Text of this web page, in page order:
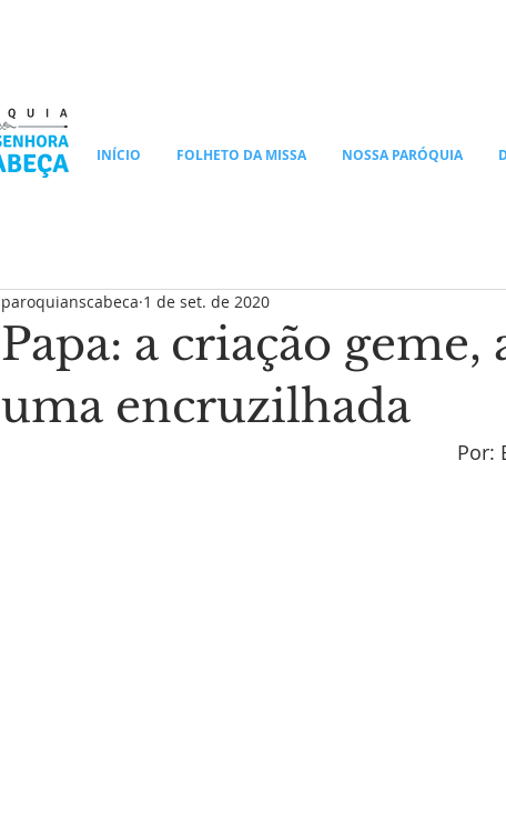
INÍCIO FOLHETO DA MISSA NOSSA PARÓQUIA
Papa: a criação geme,
uma encruzilhada
paroquianscabeca 1 de set. de 2020
Por: